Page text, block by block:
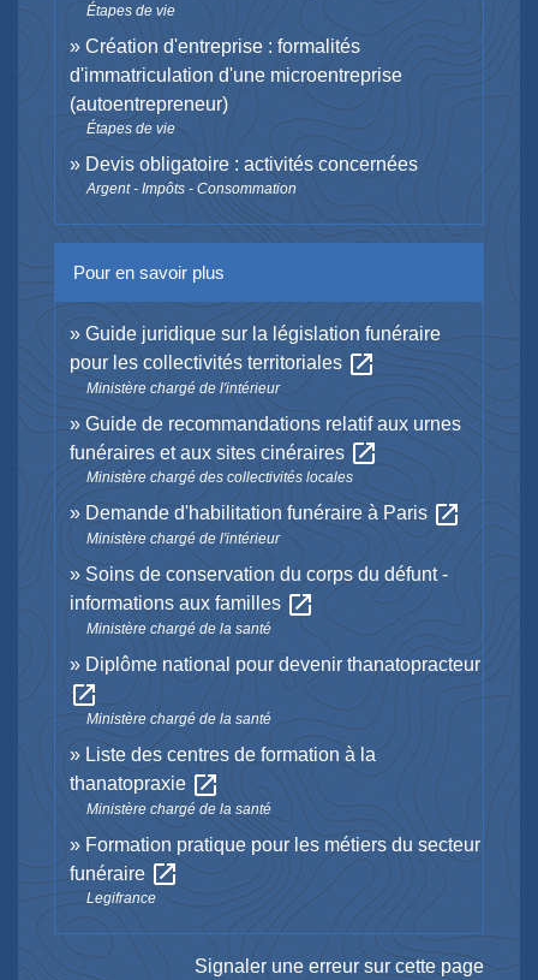
Étapes de vie
Création d'entreprise : formalités
d'immatriculation d'une microentreprise
(autoentrepreneur)
Étapes de vie
Devis obligatoire : activités concernées
Argent - Impôts - Consommation
Pour en savoir plus
Guide juridique sur la législation funéraire
pour les collectivités territorialesopen_in_new
Ministère chargé de l'intérieur
Guide de recommandations relatif aux urnes
funéraires et aux sites cinérairesopen_in_new
Ministère chargé des collectivités locales
Demande d'habilitation funéraire à Paris open_in_new
Ministère chargé de l'intérieur
Soins de conservation du corps du défunt -
informations aux famillesopen_in_new
Ministère chargé de la santé
Diplôme national pour devenir thanatopracteur
open_in_new
Ministère chargé de la santé
Liste des centres de formation à la
thanatopraxie open_in_new
Ministère chargé de la santé
Formation pratique pour les métiers du secteur
funéraire open_in_new
Legifrance
Signaler une erreur sur cette page